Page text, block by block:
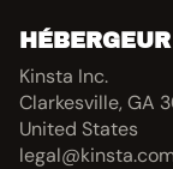
HÉBERGEUR
Kinsta Inc.
Clarkesville, GA
United States